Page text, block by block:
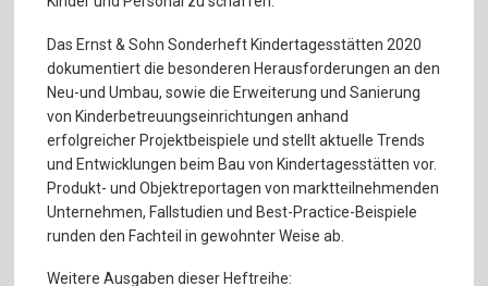
Das Ernst & Sohn Sonderheft Kindertagesstätten 2020
dokumentiert die besonderen Herausforderungen an den
Neu-und Umbau, sowie die Erweiterung und Sanierung
von Kinderbetreuungseinrichtungen anhand
erfolgreicher Projektbeispiele und stellt aktuelle Trends
und Entwicklungen beim Bau von Kindertagesstätten vor.
Produkt- und Objektreportagen von marktteilnehmenden
Unternehmen, Fallstudien und Best-Practice-Beispiele
runden den Fachteil in gewohnter Weise ab.
Weitere Ausgaben dieser Heftreihe: